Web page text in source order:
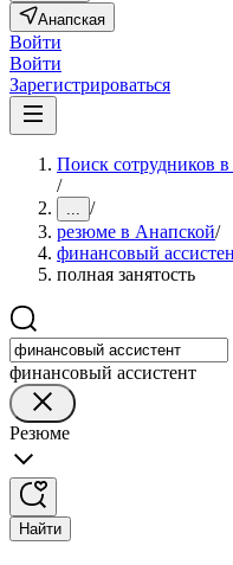
Анапская
Войти
Войти
Зарегистрироваться
Поиск сотрудников
/
... /
резюме в Анапской/
финансовый
полная занятость
финансовый ассистент
Резюме
Найти